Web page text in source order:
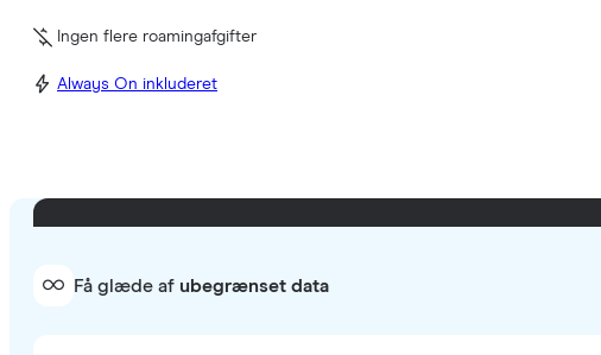
Ingen flere roamingafgifter
Always On inkluderet
Få glæde af ubegrænset data